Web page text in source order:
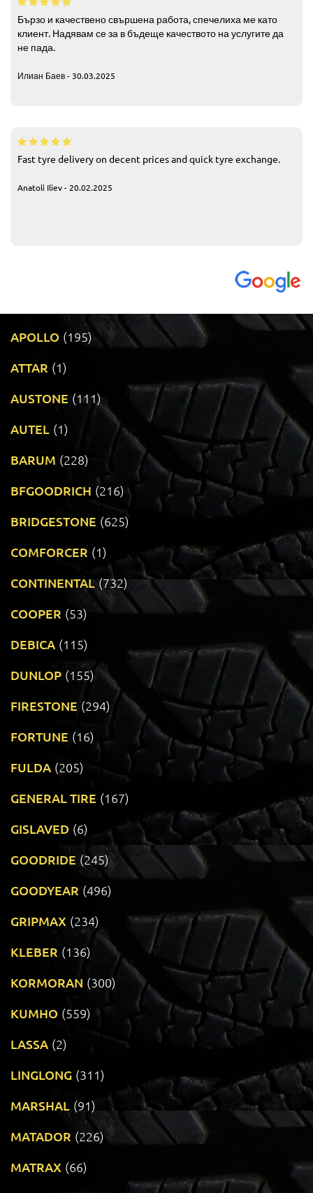
Бързо и качествено свършена работа, спечелиха ме като
клиент. Надявам се за в бъдеще качеството на услугите да
не пада.
Илиан Баев - 30.03.2025
Fast tyre delivery on decent prices and quick tyre exchange.
Anatoli Iliev - 20.02.2025
APOLLO (195)
ATTAR (1)
AUSTONE (111)
AUTEL (1)
BARUM (228)
BFGOODRICH (216)
BRIDGESTONE (625)
COMFORCER (1)
CONTINENTAL (732)
COOPER (53)
DEBICA (115)
DUNLOP (155)
FIRESTONE (294)
FORTUNE (16)
FULDA (205)
GENERAL TIRE (167)
GISLAVED (6)
GOODRIDE (245)
GOODYEAR (496)
GRIPMAX (234)
KLEBER (136)
KORMORAN (300)
KUMHO (559)
LASSA (2)
LINGLONG (311)
MARSHAL (91)
MATADOR (226)
MATRAX (66)